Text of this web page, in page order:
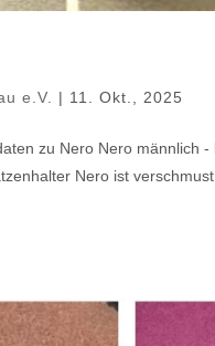
e.V. | 11. Okt., 2025
zu Nero Nero männlich
Nero ist